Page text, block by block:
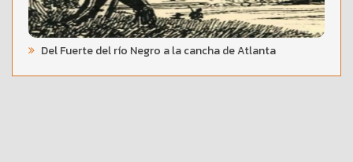
Del Fuerte del río Negro a la cancha de Atlanta